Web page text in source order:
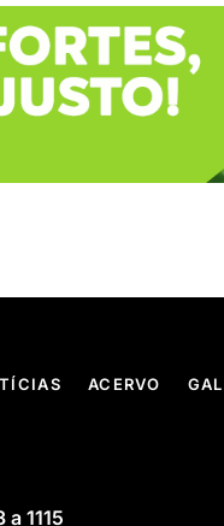
ACERVO
1115